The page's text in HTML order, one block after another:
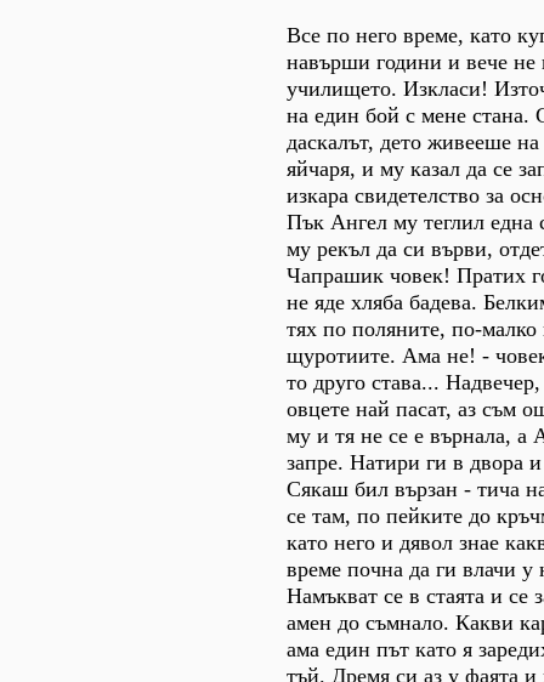
Все по него време, като
навърши години и вече не
училището. Изкласи!
на един бой с мене стана.
даскалът, дето живееше
яйчаря, и му казал да се
изкара свидетелство за
Пък Ангел му теглил една
му рекъл да си върви,
Чапрашик човек! Пратих
не яде хляба бадева.
тях по поляните, по-
щуротиите. Ама не! -
то друго става...
овцете най пасат, аз съм
му и тя не се е върнала, а
запре. Натири ги в двора
Сякаш бил вързан - тича
се там, по пейките до
като него и дявол знае
време почна да ги влачи у
Намъкват се в стаята и се
амен до съмнало. Какви
ама един път като я
тъй. Дремя си аз у фаята и